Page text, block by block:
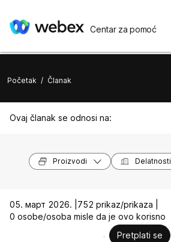
Centar za pomoć
Početak / Članak
Ovaj članak se odnosi na:
Proizvodi Delatnosti
05. март 2026. | 752 prikaz/prikaza |
0 osobe/osoba misle da je ovo korisno
Pretplati se